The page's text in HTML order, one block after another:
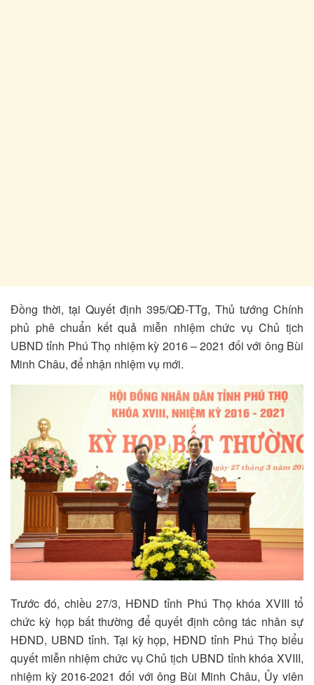
Đồng thời, tại Quyết định 395/QĐ-TTg, Thủ tướng Chính
phủ phê chuẩn kết quả miễn nhiệm chức vụ Chủ tịch
UBND tỉnh Phú Thọ nhiệm kỳ 2016 – 2021 đối với ông Bùi
Minh Châu, để nhận nhiệm vụ mới.
Trước đó, chiều 27/3, HĐND tỉnh Phú Thọ khóa XVIII tổ
chức kỳ họp bất thường để quyết định công tác nhân sự
HĐND, UBND tỉnh. Tại kỳ họp, HĐND tỉnh Phú Thọ biểu
quyết miễn nhiệm chức vụ Chủ tịch UBND tỉnh khóa XVIII,
nhiệm kỳ 2016-2021 đối với ông Bùi Minh Châu, Ủy viên